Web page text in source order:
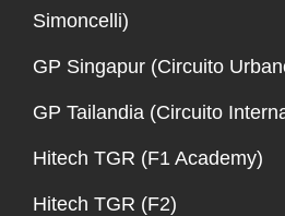
Simoncelli)
GP Singapur (Circuito
GP Tailandia (Circuito
Hitech TGR (F1 Academy)
Hitech TGR (F2)